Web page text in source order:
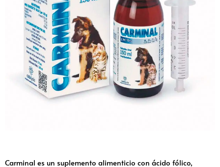
Carminal es un suplemento alimenticio con ácido fólico,